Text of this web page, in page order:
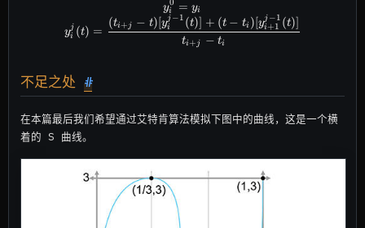
y_i^0 = y_i \\ y_i^j(t) =
yi
0 = yi
yi
j (t) =
ti+ j − ti
(ti+ j − t)[yi
j −1 (t)] + (t − ti )[yi+1
j −1 (t)]
不足之处 #
在本篇最后我们希望通过艾特肯算法模拟下图中的曲线，这是一个横
着的 S 曲线。